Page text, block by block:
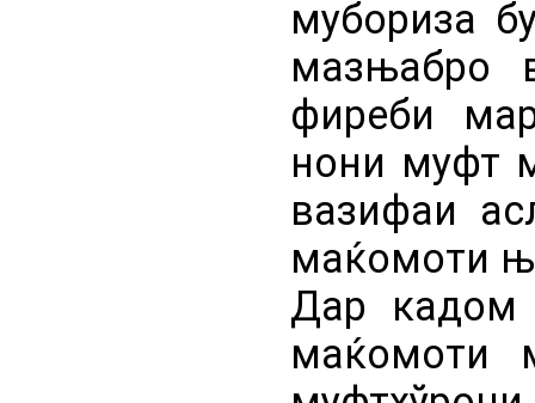
мубориза
мазњабро
фиреби
нони муфт
вазифаи
маќомоти
Дар кадом
маќомоти